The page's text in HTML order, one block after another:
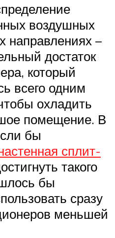
воздушных
направлениях –
достаток
который
всего одним
охладить
помещение. В
бы
сплит-
такого
бы
сразу
меньшей